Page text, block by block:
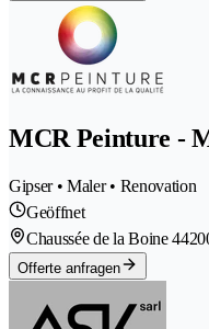
MCR Peinture -
Gipser • Maler • Renovation
Geöffnet
Chaussée de la Boine 44
Offerte anfragen